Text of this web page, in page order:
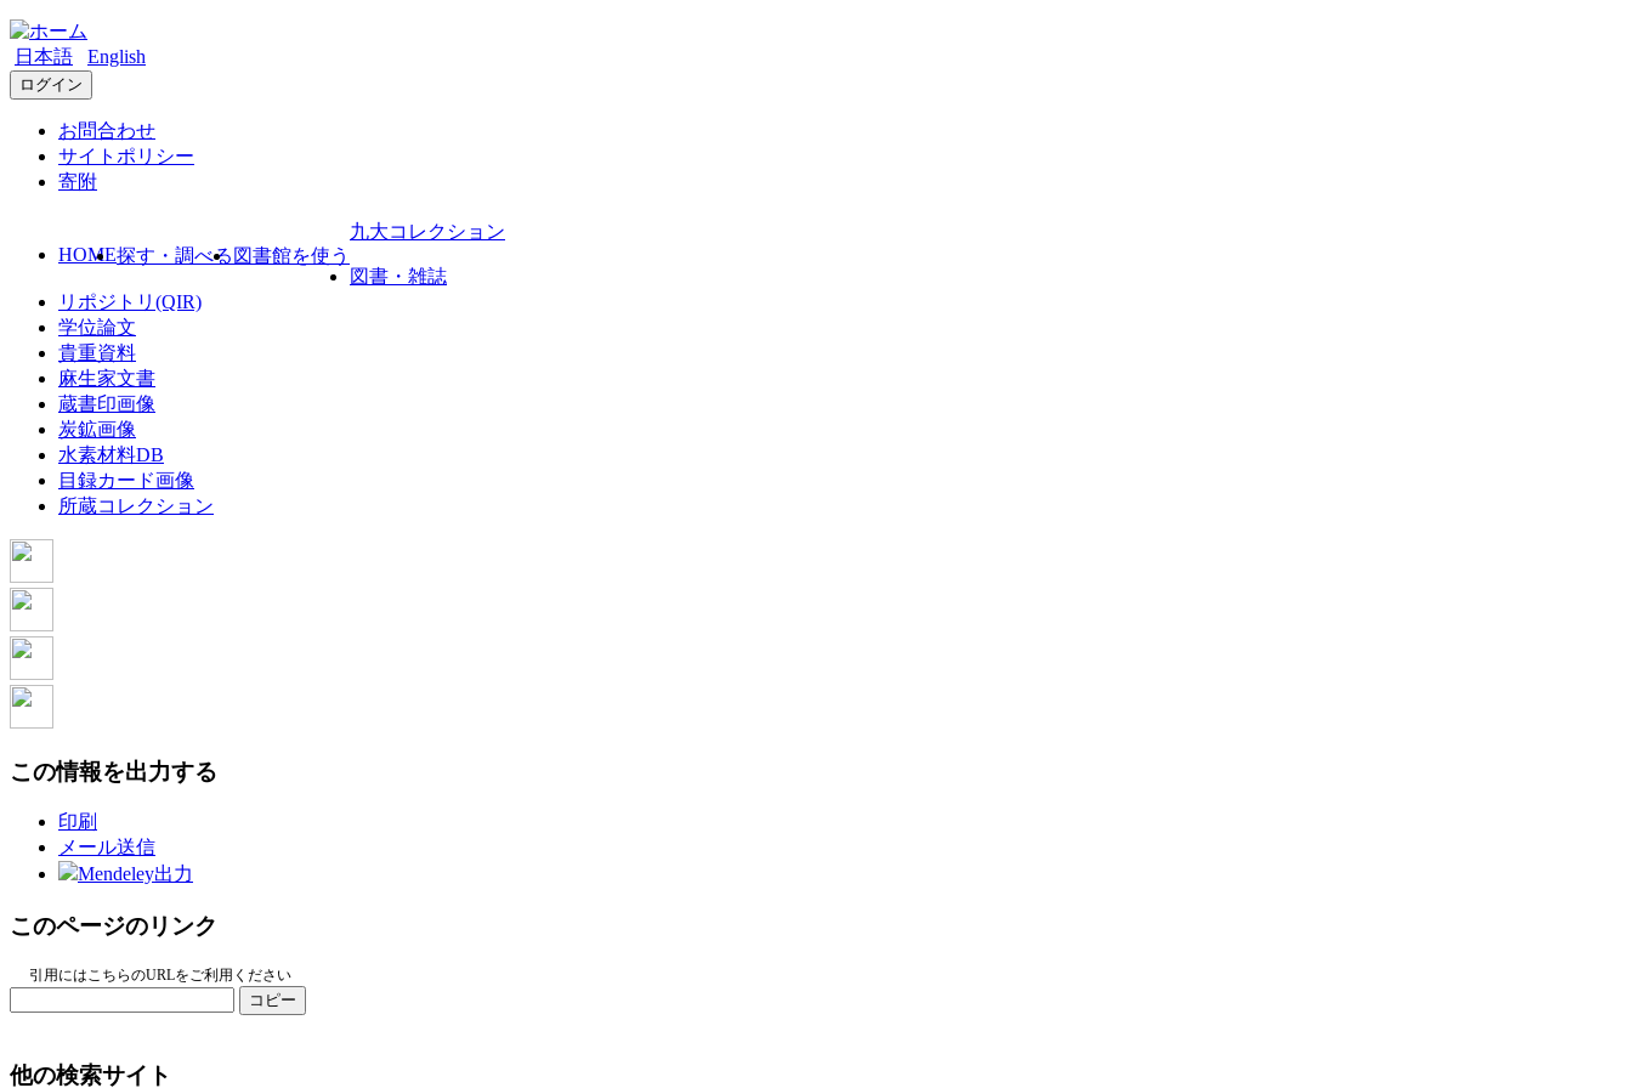
日本語 English
ログイン
お問合わせ
サイトポリシー
寄附
HOME探す・調べる 図書館を使う
九大コレクション
図書・雑誌
リポジトリ(QIR)
学位論文
貴重資料
麻生家文書
蔵書印画像
炭鉱画像
水素材料DB
目録カード画像
所蔵コレクション
この情報を出力する
印刷
メール送信
Mendeley出力
このページのリンク
引用にはこちらのURLをご利用ください
コピー
他の検索サイト